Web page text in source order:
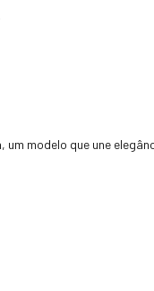
modelo que une